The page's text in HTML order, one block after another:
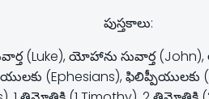
పుస్తకాలు:
(Luke), యోహాను సువార్త
(Ephesians), ఫిలిప్పీయులకు